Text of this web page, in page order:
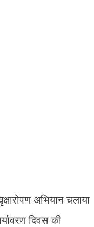
अभियान चलाया
दिवस की